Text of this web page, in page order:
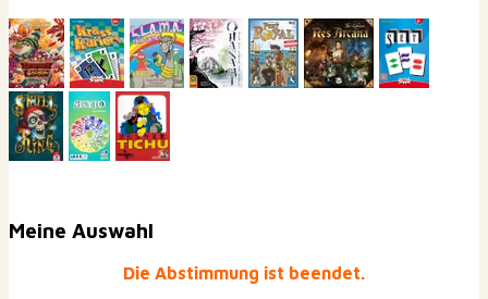
Meine Auswahl
Die Abstimmung ist beendet.